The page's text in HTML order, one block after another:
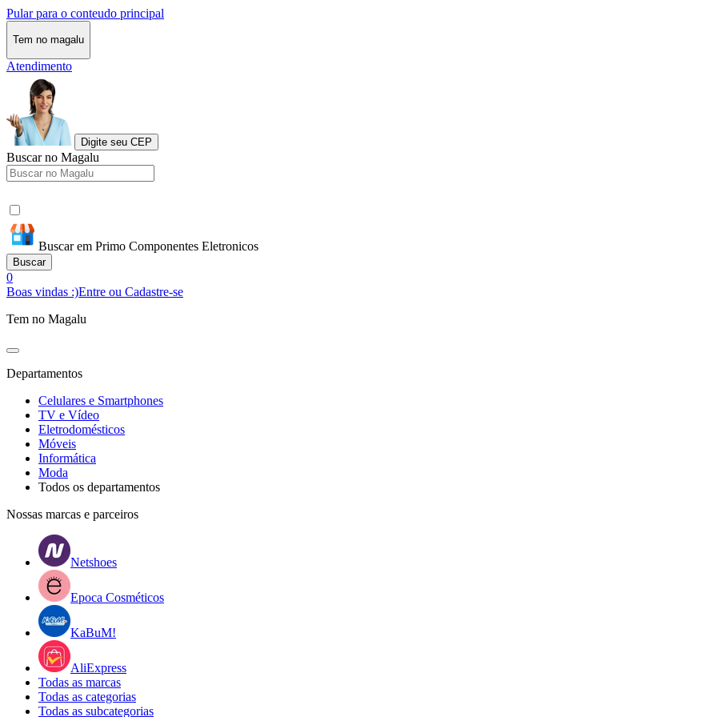
Pular para o conteudo principal
Tem no magalu
Atendimento
Digite seu CEP
Buscar no Magalu
Buscar em Primo Componentes Eletronicos
Buscar
0
Boas vindas :)Entre ou Cadastre-se
Tem no Magalu
Departamentos
Celulares e Smartphones
TV e Vídeo
Eletrodomésticos
Móveis
Informática
Moda
Todos os departamentos
Nossas marcas e parceiros
Netshoes
Epoca Cosméticos
KaBuM!
AliExpress
Todas as marcas
Todas as categorias
Todas as subcategorias